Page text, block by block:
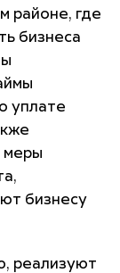
районе, где
бизнеса
уплате
меры
бизнесу
реализуют